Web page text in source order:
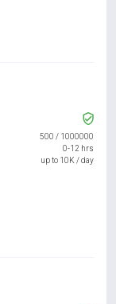
500 / 1000000
0-12 hrs
up to 10K / day